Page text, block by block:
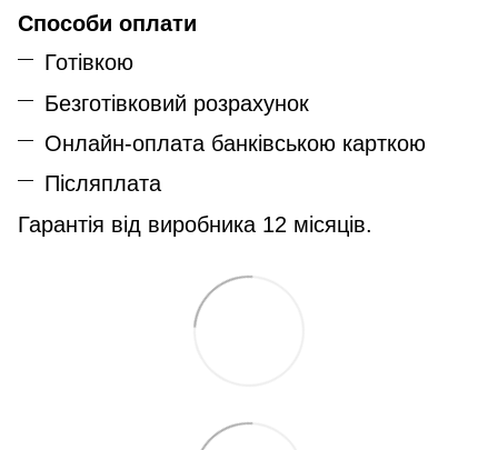
Способи оплати
Готівкою
Безготівковий розрахунок
Онлайн-оплата банківською карткою
Післяплата
Гарантія від виробника 12 місяців.